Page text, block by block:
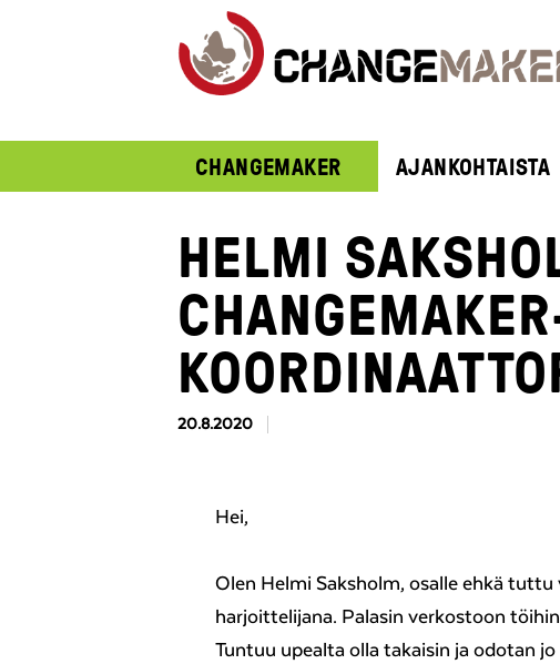
CHANGEMAKER AJANKOHTAISTA
HELMI
20.8.2020
Hei,
Olen Helmi Saksholm, osalle ehkä
harjoittelijana. Palasin verkostoon
Tuntuu upealta olla takaisin ja odotan